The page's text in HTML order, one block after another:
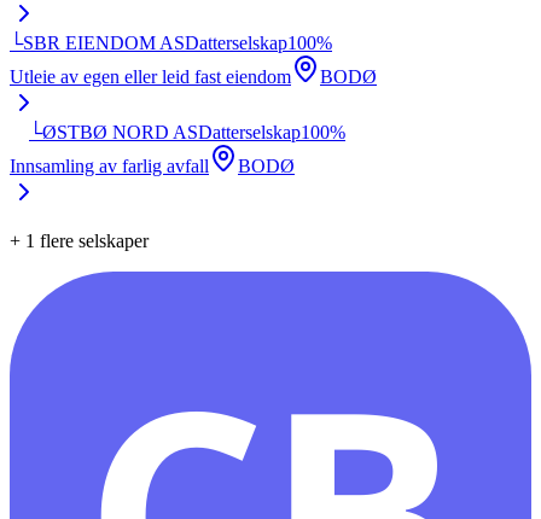
└SBR EIENDOM ASDatterselskap100%
Utleie av egen eller leid fast eiendom
BODØ
└ØSTBØ NORD ASDatterselskap100%
Innsamling av farlig avfall
BODØ
+ 1 flere selskaper